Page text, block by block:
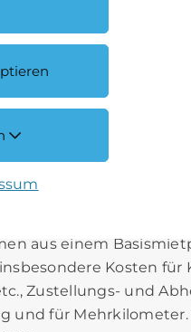
aktuellen Preisliste
sofern dieser
Vermietstation
Erstattung der
aus einem
Kosten für
Zustellungs- und
und für